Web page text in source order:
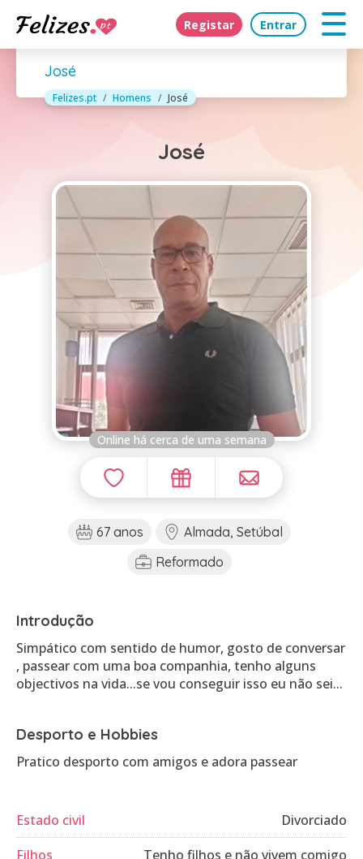
Registar Entrar
José
Felizes.pt Homens José
José
Online há cerca de uma semana
67 anos
Almada, Setúbal
Reformado
Introdução
Simpático com sentido de humor, gosto de conversar
, passear com uma boa companhia, tenho alguns
objectivos na vida...se vou conseguir isso eu não sei...
Desporto e Hobbies
Pratico desporto com amigos e adora passear
Estado civil
Divorciado
Filhos
Tenho filhos e não vivem comigo